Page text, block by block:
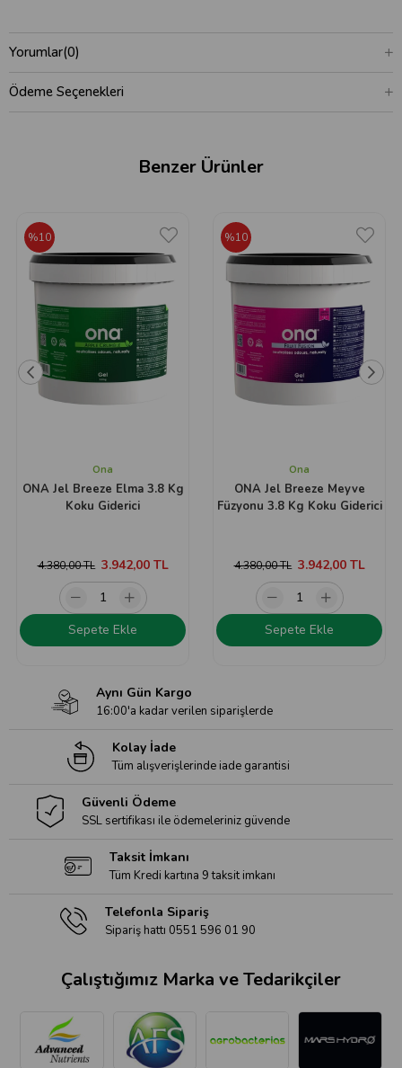
Yorumlar(0)
Ödeme Seçenekleri
Benzer Ürünler
Ona
ONA Jel Breeze Elma 3.8 Kg
Koku Giderici
3.942,00 TL
4.380,00 TL
%10
Sepete Ekle
Ona
ONA Jel Breeze Meyve
Füzyonu 3.8 Kg Koku Giderici
3.942,00 TL
4.380,00 TL
%10
Sepete Ekle
Aynı Gün Kargo
16:00'a kadar verilen siparişlerde
Kolay İade
Tüm alışverişlerinde iade garantisi
Güvenli Ödeme
SSL sertifikası ile ödemeleriniz güvende
Taksit İmkanı
Tüm Kredi kartına 9 taksit imkanı
Telefonla Sipariş
Sipariş hattı 0551 596 01 90
Çalıştığımız Marka ve Tedarikçiler